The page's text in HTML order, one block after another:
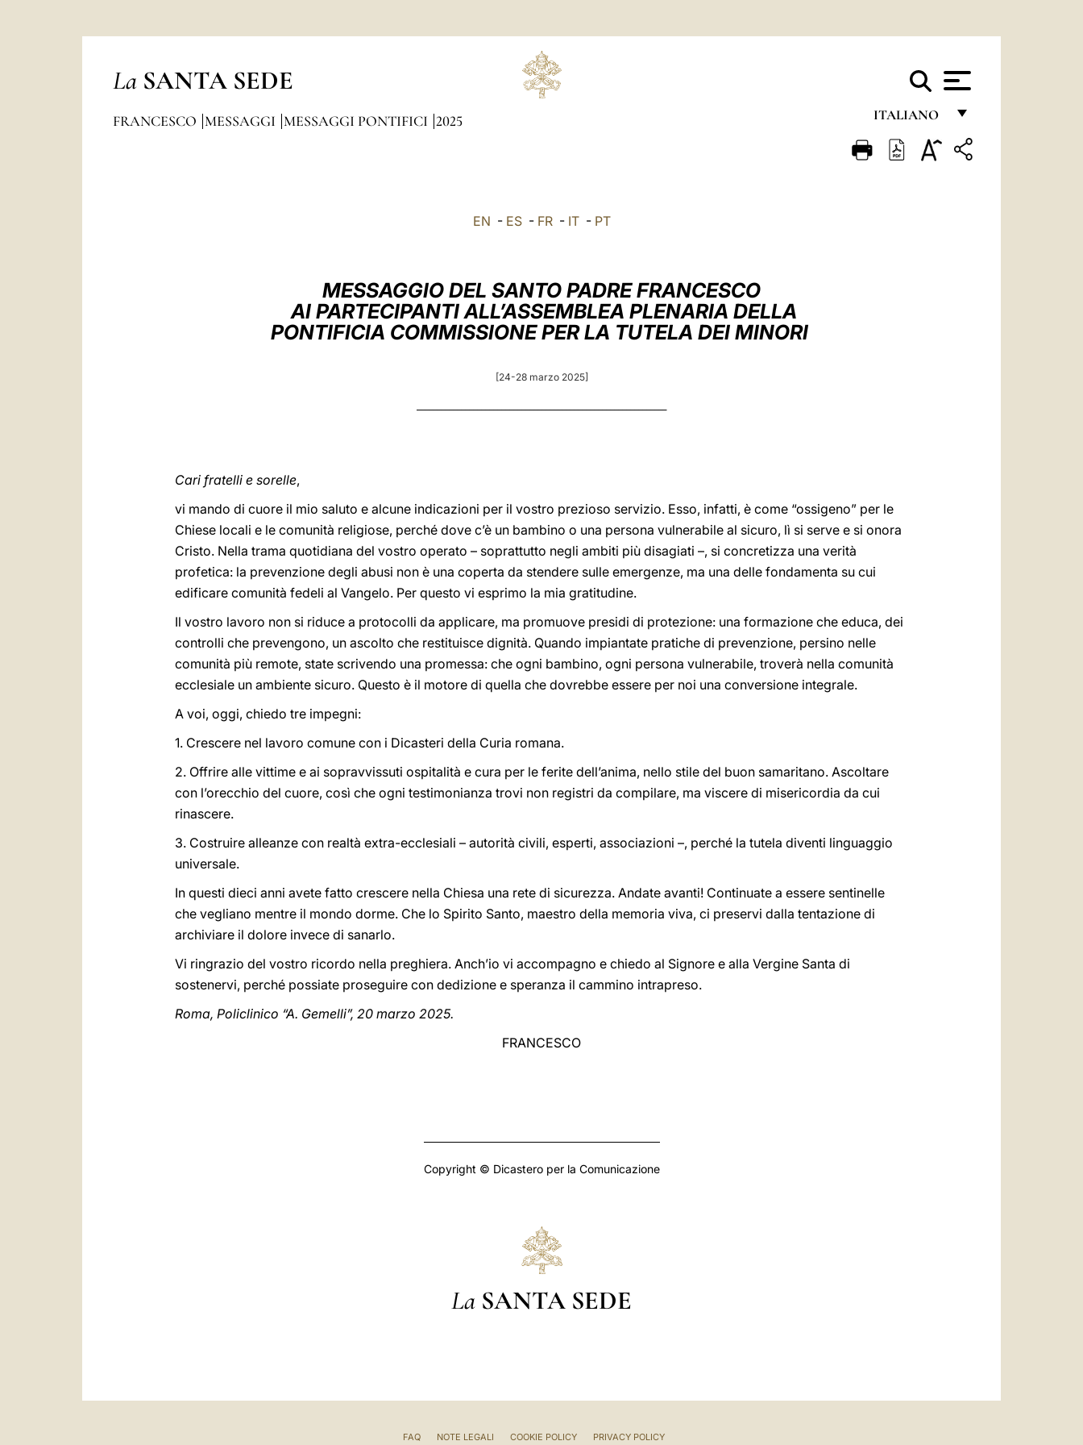
La SANTA SEDE
ITALIANO
FRANÇAIS
FRANCESCO MESSAGGI MESSAGGI PONTIFICI 2025
EN - ES- FR- IT- PT
MESSAGGIO DEL SANTO PADRE FRANCESCO
AI PARTECIPANTI ALL’ASSEMBLEA PLENARIA DELLA
PONTIFICIA COMMISSIONE PER LA TUTELA DEI MINORI
[24-28 marzo 2025]
Cari fratelli e sorelle,
vi mando di cuore il mio saluto e alcune indicazioni per il vostro prezioso servizio. Esso, infatti, è come “ossigeno” per le
Chiese locali e le comunità religiose, perché dove c’è un bambino o una persona vulnerabile al sicuro, lì si serve e si onora
Cristo. Nella trama quotidiana del vostro operato – soprattutto negli ambiti più disagiati –, si concretizza una verità
profetica: la prevenzione degli abusi non è una coperta da stendere sulle emergenze, ma una delle fondamenta su cui
edificare comunità fedeli al Vangelo. Per questo vi esprimo la mia gratitudine.
Il vostro lavoro non si riduce a protocolli da applicare, ma promuove presidi di protezione: una formazione che educa, dei
controlli che prevengono, un ascolto che restituisce dignità. Quando impiantate pratiche di prevenzione, persino nelle
comunità più remote, state scrivendo una promessa: che ogni bambino, ogni persona vulnerabile, troverà nella comunità
ecclesiale un ambiente sicuro. Questo è il motore di quella che dovrebbe essere per noi una conversione integrale.
A voi, oggi, chiedo tre impegni:
1. Crescere nel lavoro comune con i Dicasteri della Curia romana.
2. Offrire alle vittime e ai sopravvissuti ospitalità e cura per le ferite dell’anima, nello stile del buon samaritano. Ascoltare
con l’orecchio del cuore, così che ogni testimonianza trovi non registri da compilare, ma viscere di misericordia da cui
rinascere.
3. Costruire alleanze con realtà extra-ecclesiali – autorità civili, esperti, associazioni –, perché la tutela diventi linguaggio
universale.
In questi dieci anni avete fatto crescere nella Chiesa una rete di sicurezza. Andate avanti! Continuate a essere sentinelle
che vegliano mentre il mondo dorme. Che lo Spirito Santo, maestro della memoria viva, ci preservi dalla tentazione di
archiviare il dolore invece di sanarlo.
Vi ringrazio del vostro ricordo nella preghiera. Anch’io vi accompagno e chiedo al Signore e alla Vergine Santa di
sostenervi, perché possiate proseguire con dedizione e speranza il cammino intrapreso.
Roma, Policlinico “A. Gemelli”, 20 marzo 2025.
FRANCESCO
Copyright © Dicastero per la Comunicazione
La SANTA SEDE
FAQ NOTE LEGALI COOKIE POLICY PRIVACY POLICY